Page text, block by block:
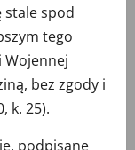
stale spod
tego
Wojennej
bez zgody i
k. 25).
podpisane